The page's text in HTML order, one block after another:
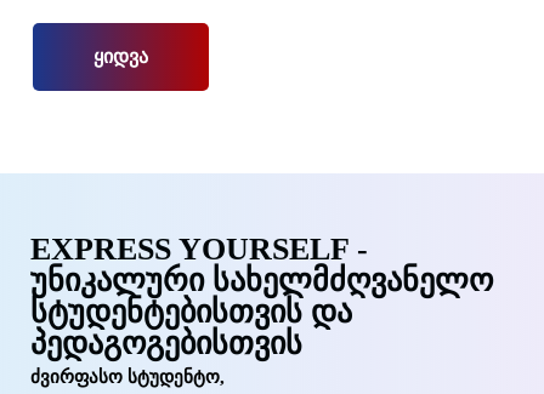
ყიდვა
EXPRESS YOURSELF -
ᲣᲜᲘᲙᲐᲚᲣᲠᲘ ᲡᲐᲮᲔᲚᲛᲫᲦᲕᲐᲜᲔᲚᲝ
ᲡᲢᲣᲓᲔᲜᲢᲔᲑᲘᲡᲗᲕᲘᲡ ᲓᲐ
ᲞᲔᲓᲐᲒᲝᲒᲔᲑᲘᲡᲗᲕᲘᲡ
ძვირფასო სტუდენტო,